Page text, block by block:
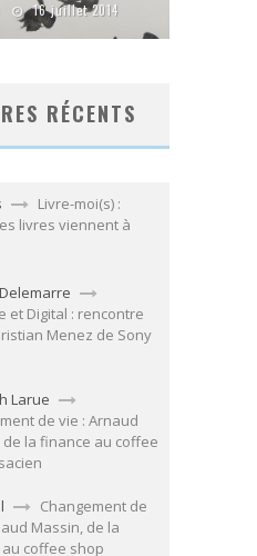
16 juillet 2014
RÉCENTS
Livre-moi(s) :
livres viennent à
et Digital : rencontre
Menez de Sony
Larue
de vie : Arnaud
de la finance au coffee
Changement de
Massin, de la
coffee shop